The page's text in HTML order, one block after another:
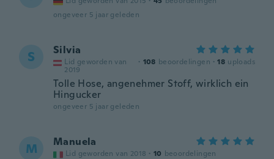
ongeveer 5 jaar geleden
S Silvia
Lid geworden van
2019
· 108 beoordelingen · 18 uploads
Tolle Hose, angenehmer Stoff, wirklich ein
Hingucker
ongeveer 5 jaar geleden
M Manuela
Lid geworden van 2018 · 10 beoordelingen